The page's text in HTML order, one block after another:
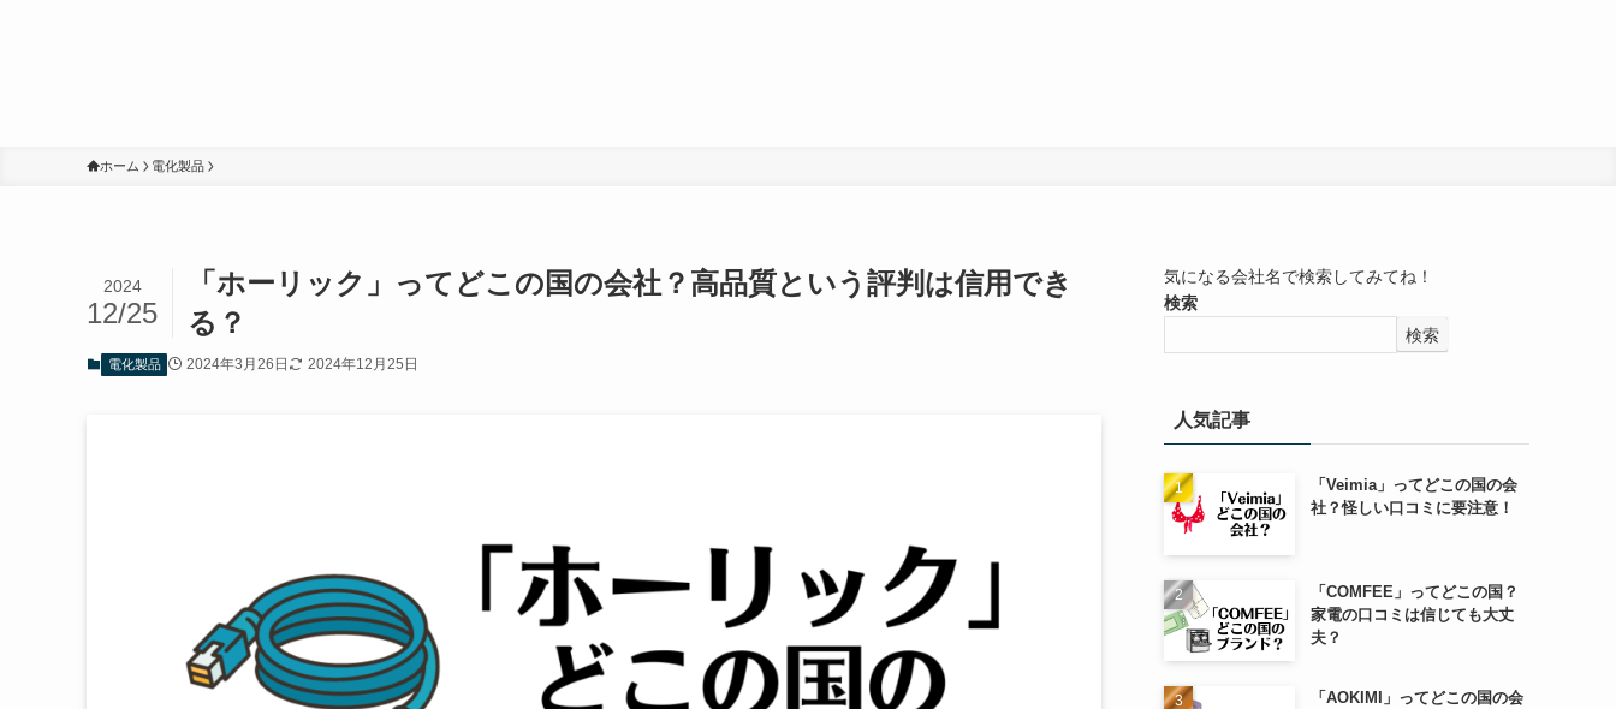
ホーム 電化製品
「ホーリック」ってどこの国の会社？高品質という評判は信用でき
る？
2024
12/25
電化製品 2024年3月26日 2024年12月25日
気になる会社名で検索してみてね！
検索
検索
人気記事
「Veimia」ってどこの国の会
社？怪しい口コミに要注意！
「COMFEE」ってどこの国？
家電の口コミは信じても大丈
夫？
「AOKIMI」ってどこの国の会